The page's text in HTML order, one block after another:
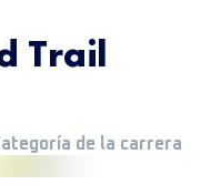
Trail
de la carrera